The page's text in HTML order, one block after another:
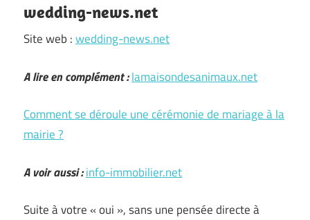
wedding-news.net
Site web :wedding-news.net
A lire en complément :lamaisondesanimaux.net
Comment se déroule une cérémonie de mariage à la
mairie ?
A voir aussi :info-immobilier.net
Suite à votre « oui », sans une pensée directe à